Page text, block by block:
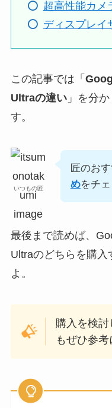
超高性能カメ
ディスプレイ
この記事では「
Ultraの違い」を分か
す。
いつもの匠
匠のお
めをチェ
最後まで読めば、
Ultraのどちらを購
よ。
購入を検
もぜひ参考